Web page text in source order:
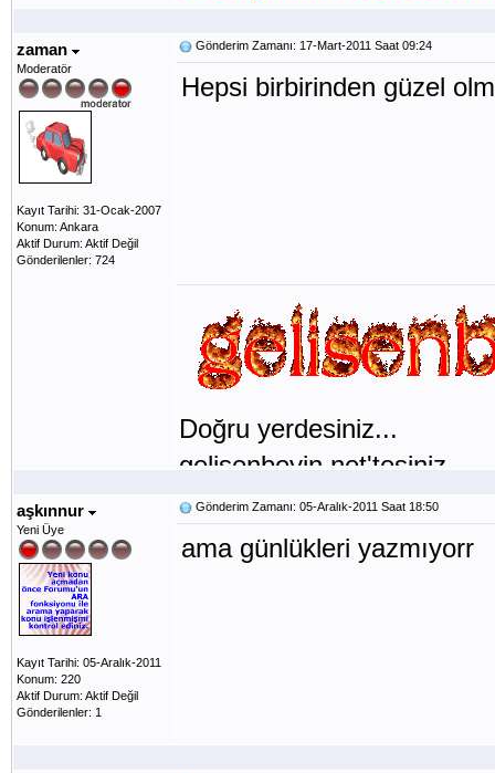
zaman
Moderatör
Kayıt Tarihi: 31-Ocak-2007
Konum: Ankara
Aktif Durum: Aktif Değil
Gönderilenler: 724
Gönderim Zamanı: 17-Mart-2011 Saat 09:24
Hepsi birbirinden güzel
Doğru yerdesiniz...
gelisenbeyin.net'tesiniz...
aşkınnur
Yeni Üye
Kayıt Tarihi: 05-Aralık-2011
Konum: 220
Aktif Durum: Aktif Değil
Gönderilenler: 1
Gönderim Zamanı: 05-Aralık-2011 Saat 18:50
ama günlükleri yazmıyorr